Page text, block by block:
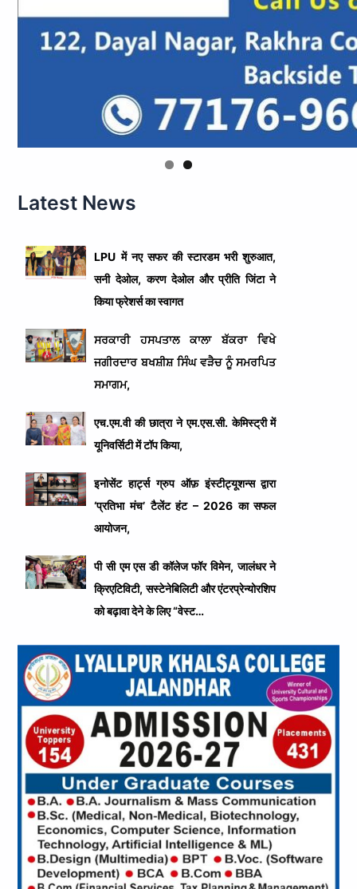
Latest News
LPU में नए सफर की स्टारडम भरी शुरुआत,
सनी देओल, करण देओल और प्रीति जिंटा ने
किया फ्रेशर्स का स्वागत
ਸਰਕਾਰੀ ਹਸਪਤਾਲ ਕਾਲਾ ਬੱਕਰਾ ਵਿਖੇ
ਜਗੀਰਦਾਰ ਬਖਸ਼ੀਸ਼ ਸਿੰਘ ਵੜੈਚ ਨੂੰ ਸਮਰਪਿਤ
ਸਮਾਗਮ,
एच.एम.वी की छात्रा ने एम.एस.सी. केमिस्ट्री में
यूनिवर्सिटी में टॉप किया,
इनोसेंट हार्ट्स ग्रुप ऑफ़ इंस्टीट्यूशन्स द्वारा
‘प्रतिभा मंच’ टैलेंट हंट – 2026 का सफल
आयोजन,
पी सी एम एस डी कॉलेज फॉर विमेन, जालंधर ने
क्रिएटिविटी, सस्टेनेबिलिटी और एंटरप्रेन्योरशिप
को बढ़ावा देने के लिए “वेस्ट…